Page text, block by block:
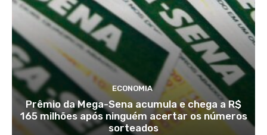
ECONOMIA
Prêmio da Mega-Sena acumula e chega a R$
165 milhões após ninguém acertar os números
sorteados